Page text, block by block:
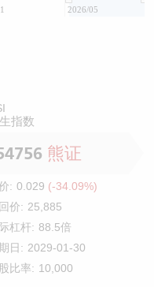
2026/05
指数
熊证
: 0.029 (-34.09%)
价: 25,885
杠杆: 88.5倍
日: 2029-01-30
比率: 10,000